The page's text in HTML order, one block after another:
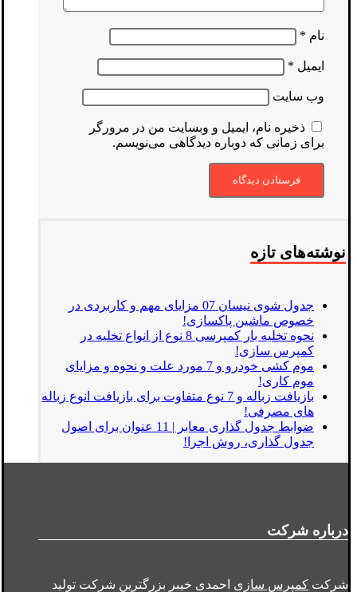
نام *
ایمیل *
وب‌ سایت
ذخیره نام، ایمیل و وبسایت من در مرورگر
برای زمانی که دوباره دیدگاهی می‌نویسم.
نوشته‌های تازه
جدول شوی نیسان 07 مزایای مهم و کاربردی در
خصوص ماشین پاکسازی!
نحوه تخلیه بار کمپرسی 8 نوع از انواع تخلیه در
کمپرس سازی!
موم کشی خودرو و 7 مورد علت و نحوه و مزایای
موم کاری!
بازیافت زباله و 7 نوع متفاوت برای بازیافت انوع زباله
های مصرفی!
ضوابط جدول گذاری معابر | 11 عنوان برای اصول
جدول گذاری، روش اجرا!
درباره شرکت
شرکت کمپرس سازی احمدی خیبر بزرگترین شرکت تولید